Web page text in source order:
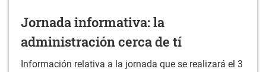
Jornada informativa: la
administración cerca de tí
Información relativa a la jornada que se realizará el 3